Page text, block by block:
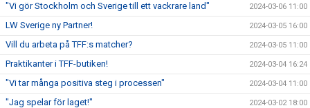
"Vi gör Stockholm och Sverige till ett vackrare land" 2024-03-06 11:00
LW Sverige ny Partner! 2024-03-05 16:00
Vill du arbeta på TFF:s matcher? 2024-03-05 11:00
Praktikanter i TFF-butiken! 2024-03-04 16:24
"Vi tar många positiva steg i processen" 2024-03-04 11:00
"Jag spelar för laget!" 2024-03-02 18:00